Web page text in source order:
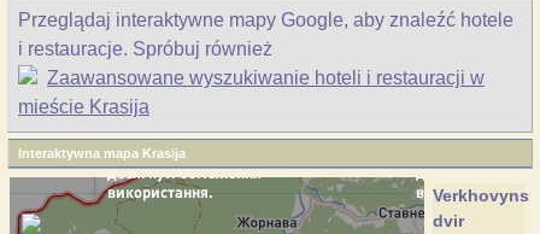
Przeglądaj interaktywne mapy Google, aby znaleźć hotele
i restauracje. Spróbuj również
Zaawansowane wyszukiwanie hoteli i restauracji w
mieście Krasija
Interaktywna mapa Krasija
dvir